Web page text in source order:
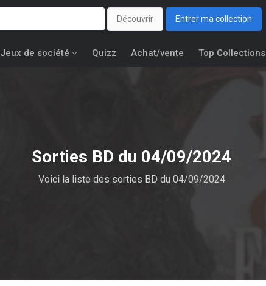
Découvrir Entrer ma collection
Jeux de société Quizz Achat/vente Top Collections
Sorties BD du 04/09/2024
Voici la liste des sorties BD du 04/09/2024